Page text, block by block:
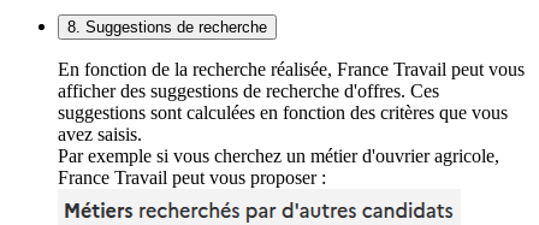
8. Suggestions de recherche
En fonction de la recherche réalisée, France Travail peut vous
afficher des suggestions de recherche d'offres. Ces
suggestions sont calculées en fonction des critères que vous
avez saisis.
Par exemple si vous cherchez un métier d'ouvrier agricole,
France Travail peut vous proposer :